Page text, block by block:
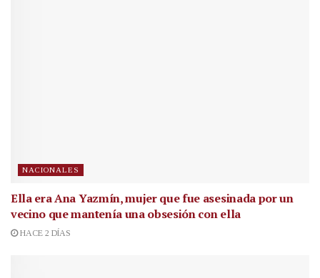
NACIONALES
Ella era Ana Yazmín, mujer que fue asesinada por un
vecino que mantenía una obsesión con ella
HACE 2 DÍAS